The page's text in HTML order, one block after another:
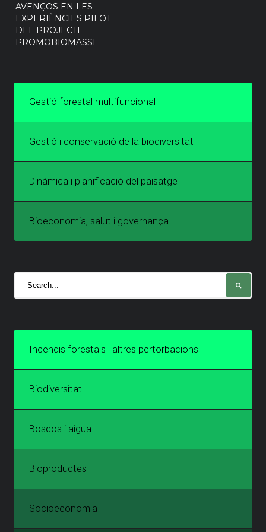
AVENÇOS EN LES
EXPERIÈNCIES PILOT
DEL PROJECTE
PROMOBIOMASSE
Gestió forestal multifuncional
Gestió i conservació de la biodiversitat
Dinàmica i planificació del paisatge
Bioeconomia, salut i governança
Incendis forestals i altres pertorbacions
Biodiversitat
Boscos i aigua
Bioproductes
Socioeconomia